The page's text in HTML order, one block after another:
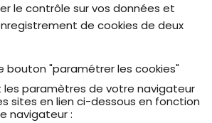
le contrôle sur vos données et
de cookies de deux
bouton "paramétrer les cookies"
paramètres de votre navigateur
sites en lien ci-dessous en fonction
navigateur :